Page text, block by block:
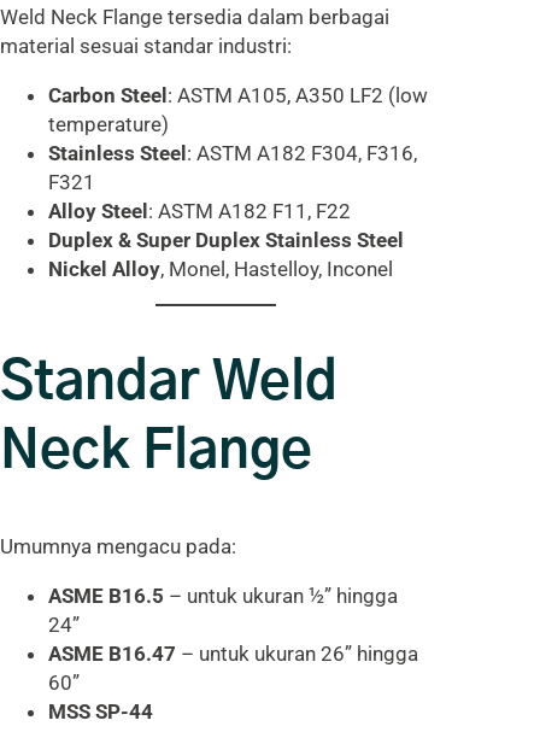
Weld Neck Flange tersedia dalam berbagai
material sesuai standar industri:
Carbon Steel: ASTM A105, A350 LF2 (low
temperature)
Stainless Steel: ASTM A182 F304, F316,
F321
Alloy Steel: ASTM A182 F11, F22
Duplex & Super Duplex Stainless Steel
Nickel Alloy, Monel, Hastelloy, Inconel
Standar Weld
Neck Flange
Umumnya mengacu pada:
ASME B16.5 – untuk ukuran ½” hingga
24”
ASME B16.47 – untuk ukuran 26” hingga
60”
MSS SP-44